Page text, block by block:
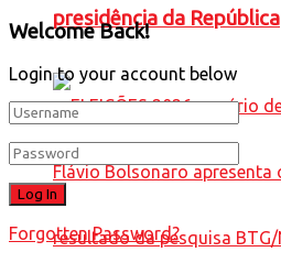
presidência da República
Welcome Back!
Login to your account below
Forgotten Password?